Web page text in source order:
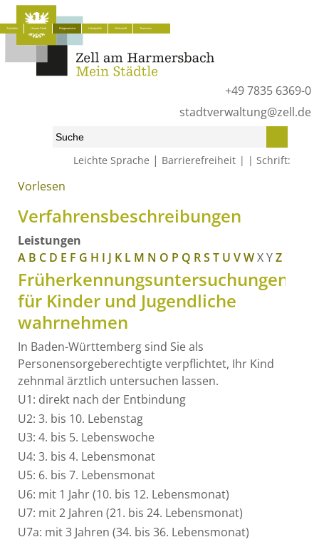
+49 7835 6369-0
stadtverwaltung@zell.de
Leichte Sprache | Barrierefreiheit Schrift:
Aktuelles Unsere Stadt Bürgerservice Lokalpolitik Wirtschaft Tourismus
Start» Bürgerservice »
Vorlesen
Verfahrensbeschreibungen
Leistungen
A B C D E F G H I J K L M N O P Q RS T U VWXYZ
Früherkennungsuntersuchungen
für Kinder und Jugendliche
wahrnehmen
In Baden-Württemberg sind Sie als
Personensorgeberechtigte verpflichtet, Ihr Kind
zehnmal ärztlich untersuchen lassen.
U1: direkt nach der Entbindung
U2: 3. bis 10. Lebenstag
U3: 4. bis 5. Lebenswoche
U4: 3. bis 4. Lebensmonat
U5: 6. bis 7. Lebensmonat
U6: mit 1 Jahr (10. bis 12. Lebensmonat)
U7: mit 2 Jahren (21. bis 24. Lebensmonat)
U7a: mit 3 Jahren (34. bis 36. Lebensmonat)